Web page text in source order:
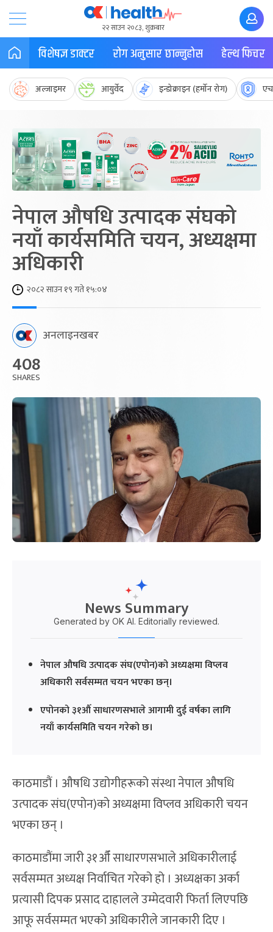
२२ साउन २०८३, शुक्रबार
विशेषज्ञ डाक्टर रोग अनुसार छान्नुहोस हेल्थ फिचर
अल्जाइमर आयुर्वेद इन्डोक्राइन (हर्मोन रोग)
नेपाल औषधि उत्पादक संघको
नयाँ कार्यसमिति चयन, अध्यक्षमा
अधिकारी
२०८२ साउन १९ गते १५:०४
अनलाइनखबर
408
SHARES
News Summary
Generated by OK AI. Editorially reviewed.
नेपाल औषधि उत्पादक संघ(एपोन)को अध्यक्षमा विप्लव
अधिकारी सर्वसम्मत चयन भएका छन्।
एपोनको ३१औँ साधारणसभाले आगामी दुई वर्षका लागि
नयाँ कार्यसमिति चयन गरेको छ।
काठमाडौं । औषधि उद्योगीहरूको संस्था नेपाल औषधि
उत्पादक संघ(एपोन)को अध्यक्षमा विप्लव अधिकारी चयन
भएका छन् ।
काठमाडौंमा जारी ३१औँ साधारणसभाले अधिकारीलाई
सर्वसम्मत अध्यक्ष निर्वाचित गरेको हो । अध्यक्षका अर्का
प्रत्यासी दिपक प्रसाद दाहालले उम्मेदवारी फिर्ता लिएपछि
आफू सर्वसम्मत भएको अधिकारीले जानकारी दिए ।